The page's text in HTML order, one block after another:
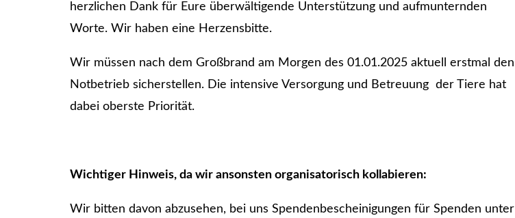
herzlichen Dank für Eure überwältigende Unterstützung und aufmunternden
Worte. Wir haben eine Herzensbitte.
Wir müssen nach dem Großbrand am Morgen des 01.01.2025 aktuell erstmal den
Notbetrieb sicherstellen. Die intensive Versorgung und Betreuung der Tiere hat
dabei oberste Priorität.
Wichtiger Hinweis, da wir ansonsten organisatorisch kollabieren:
Wir bitten davon abzusehen, bei uns Spendenbescheinigungen für Spenden unter